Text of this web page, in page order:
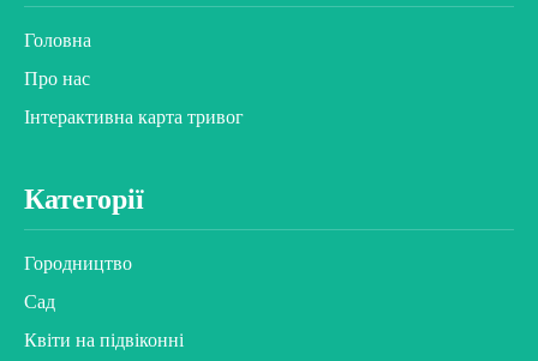
Головна
Про нас
Інтерактивна карта тривог
Категорії
Городництво
Сад
Квіти на підвіконні